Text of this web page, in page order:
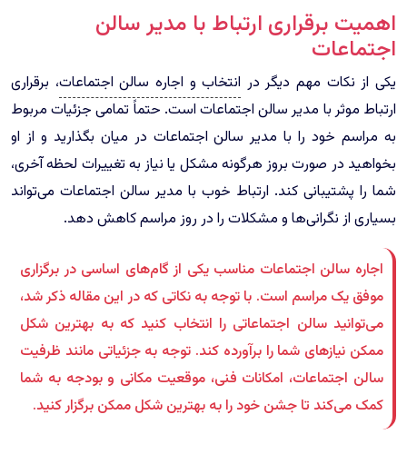
اهمیت برقراری ارتباط با مدیر سالن
اجتماعات
یکی از نکات مهم دیگر در انتخاب و اجاره سالن اجتماعات، برقراری
ارتباط موثر با مدیر سالن اجتماعات است. حتماً تمامی جزئیات مربوط
به مراسم خود را با مدیر سالن اجتماعات در میان بگذارید و از او
بخواهید در صورت بروز هرگونه مشکل یا نیاز به تغییرات لحظه آخری،
شما را پشتیبانی کند. ارتباط خوب با مدیر سالن اجتماعات می‌تواند
بسیاری از نگرانی‌ها و مشکلات را در روز مراسم کاهش دهد.
اجاره سالن اجتماعات مناسب یکی از گام‌های اساسی در برگزاری
موفق یک مراسم است. با توجه به نکاتی که در این مقاله ذکر شد،
می‌توانید سالن اجتماعاتی را انتخاب کنید که به بهترین شکل
ممکن نیازهای شما را برآورده کند. توجه به جزئیاتی مانند ظرفیت
سالن اجتماعات، امکانات فنی، موقعیت مکانی و بودجه به شما
کمک می‌کند تا جشن خود را به بهترین شکل ممکن برگزار کنید.